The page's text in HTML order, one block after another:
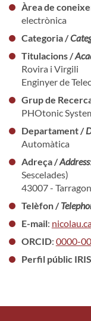
Àrea de
electrònica
Categoria /
Titulacions /
Rovira i Virgili
Enginyer de
Grup de
PHOtonic
Departament /
Automàtica
Adreça /Address
Sescelades)
43007 -
Telèfon /
E-mail:
ORCID: 0000-
Perfil públic IRIS